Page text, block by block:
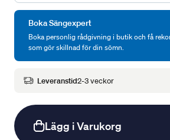
Boka Sängexpert
Boka personlig rådgivning i butik och få
som gör skillnad för din sömn.
Leveranstid2-3 veckor
Lägg i Varukorg